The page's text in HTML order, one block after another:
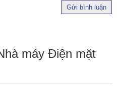
Gửi bình luận
máy Điện mặt